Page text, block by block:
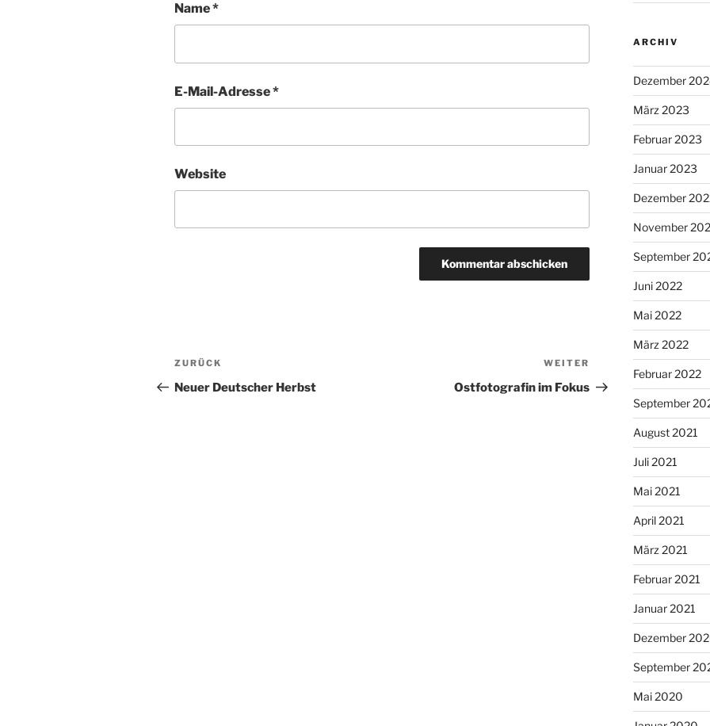
Name*
E-Mail-Adresse*
Website
Beitragsnavigation
Vorheriger
Beitrag
ZURÜCK
Neuer Deutscher Herbst
Beitrag
WEITER
Ostfotografin im Fokus
ARCHIV
Dezember
März 2023
Februar 2023
Januar 2023
Dezember
November
September
Juni 2022
Mai 2022
März 2022
Februar 2022
September
August 2021
Juli 2021
Mai 2021
April 2021
März 2021
Februar 2021
Januar 2021
Dezember
September
Mai 2020